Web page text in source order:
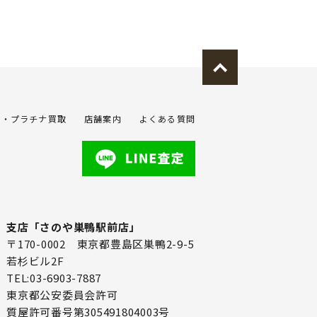
プラチナ買取 店舗案内 よくある質問
支店「さのや巣鴨駅前店」
〒170-0002 東京都豊島区巣鴨2-9-5
若杉ビル2F
TEL:03-6903-7887
東京都公安委員会許可
質屋許可番号第305491804003号